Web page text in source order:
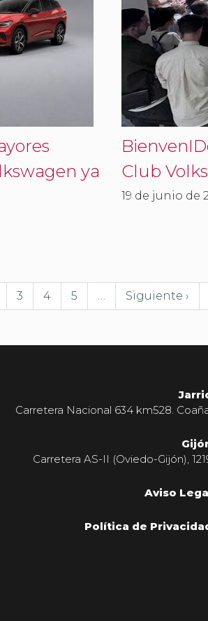
ya
Club
19 de junio de
3 4 5 … Siguiente ›
Carretera Nacional 634 km528.
Carretera AS-II (Oviedo-Gijón),
Aviso
Política de